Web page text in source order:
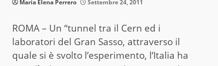
Maria Elena Perrero Settembre 24, 2011
ROMA – Un “tunnel tra il Cern ed i
laboratori del Gran Sasso, attraverso il
quale si è svolto l’esperimento, l’Italia ha